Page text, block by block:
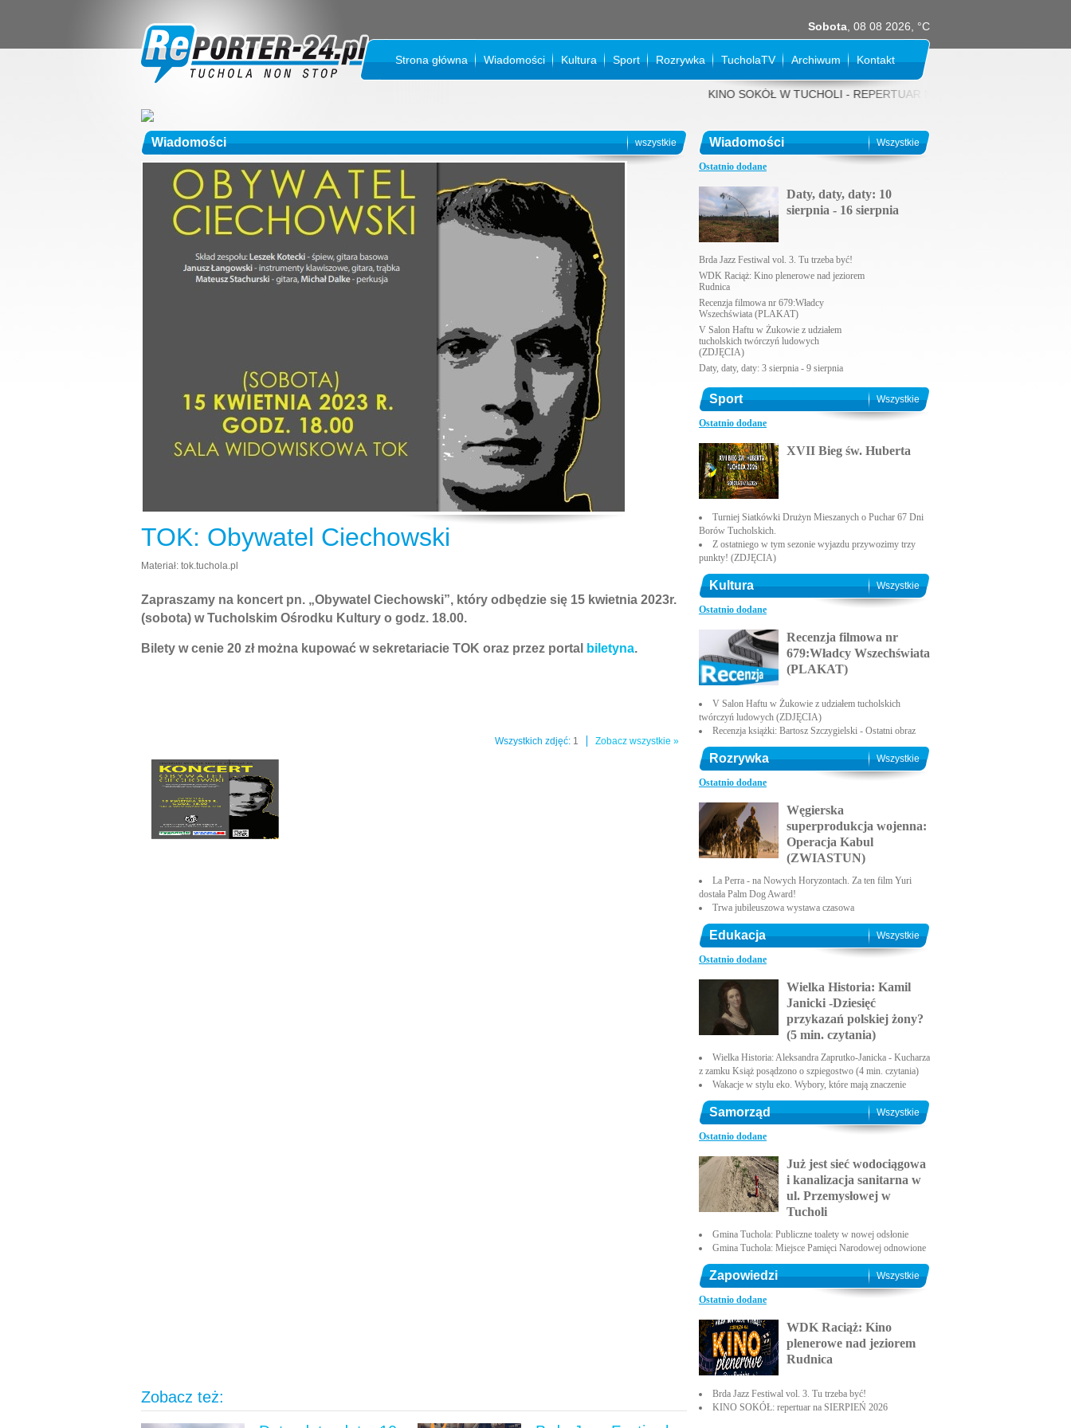
Sobota , 08 08 2026, °C
Strona główna Wiadomości Kultura Sport Rozrywka TucholaTV Archiwum Kontakt
KINO SOKÓŁ W TUCHOLI - REPERTUAR NA SIERPIEŃ 2026 rok: 31
Wiadomości wszystkie
TOK: Obywatel Ciechowski
Materiał: tok.tuchola.pl
Zapraszamy na koncert pn. „Obywatel Ciechowski”, który odbędzie się 15 kwietnia 2023r.
(sobota) w Tucholskim Ośrodku Kultury o godz. 18.00.
Bilety w cenie 20 zł można kupować w sekretariacie TOK oraz przez portal biletyna.
Zobacz wszystkie »
Wszystkich zdjęć: 1
Zobacz też:
Wiadomości Wszystkie
Ostatnio dodane
Daty, daty, daty: 10
sierpnia - 16 sierpnia
Brda Jazz Festiwal vol. 3. Tu trzeba być!
WDK Raciąż: Kino plenerowe nad jeziorem
Rudnica
Recenzja filmowa nr 679:Władcy
Wszechświata (PLAKAT)
V Salon Haftu w Żukowie z udziałem
tucholskich twórczyń ludowych
(ZDJĘCIA)
Daty, daty, daty: 3 sierpnia - 9 sierpnia
Sport Wszystkie
Ostatnio dodane
XVII Bieg św. Huberta
Turniej Siatkówki Drużyn Mieszanych o Puchar 67 Dni
Borów Tucholskich.
Z ostatniego w tym sezonie wyjazdu przywozimy trzy
punkty! (ZDJĘCIA)
Kultura Wszystkie
Ostatnio dodane
Recenzja filmowa nr
679:Władcy Wszechświata
(PLAKAT)
V Salon Haftu w Żukowie z udziałem tucholskich
twórczyń ludowych (ZDJĘCIA)
Recenzja książki: Bartosz Szczygielski - Ostatni obraz
Rozrywka Wszystkie
Ostatnio dodane
Węgierska
superprodukcja wojenna:
Operacja Kabul
(ZWIASTUN)
La Perra - na Nowych Horyzontach. Za ten film Yuri
dostała Palm Dog Award!
Trwa jubileuszowa wystawa czasowa
Edukacja Wszystkie
Ostatnio dodane
Wielka Historia: Kamil
Janicki -Dziesięć
przykazań polskiej żony?
(5 min. czytania)
Wielka Historia: Aleksandra Zaprutko-Janicka - Kucharza
z zamku Książ posądzono o szpiegostwo (4 min. czytania)
Wakacje w stylu eko. Wybory, które mają znaczenie
Samorząd Wszystkie
Ostatnio dodane
Już jest sieć wodociągowa
i kanalizacja sanitarna w
ul. Przemysłowej w
Tucholi
Gmina Tuchola: Publiczne toalety w nowej odsłonie
Gmina Tuchola: Miejsce Pamięci Narodowej odnowione
Zapowiedzi Wszystkie
Ostatnio dodane
WDK Raciąż: Kino
plenerowe nad jeziorem
Rudnica
Brda Jazz Festiwal vol. 3. Tu trzeba być!
KINO SOKÓŁ: repertuar na SIERPIEŃ 2026